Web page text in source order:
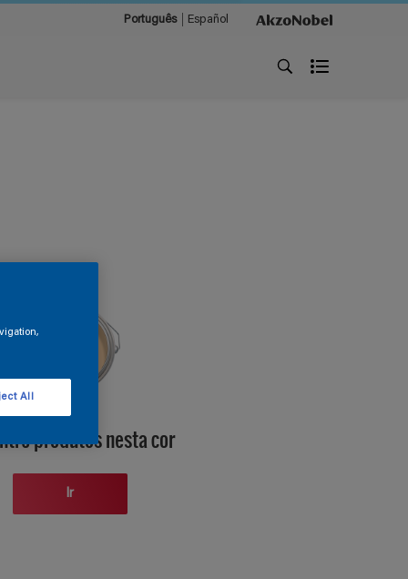
Português Español
produtos nesta cor
Ir
All